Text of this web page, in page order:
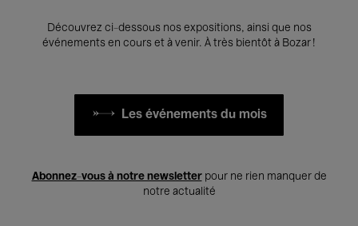
Découvrez ci-dessous nos expositions, ainsi que nos
événements en cours et à venir. À très bientôt à Bozar !
Les événements du mois
Abonnez-vous à notre newsletterpour ne rien manquer de
notre actualité